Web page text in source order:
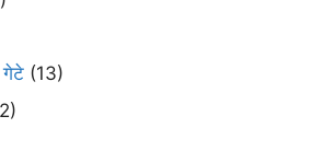
गेटे (13)